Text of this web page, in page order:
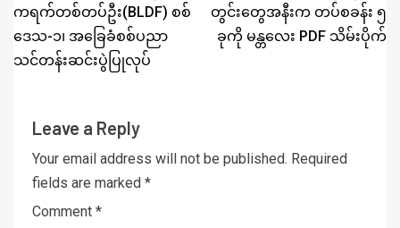
ကရက်တစ်တပ်ဦး(BLDF) စစ်
ဒေသ-၁၊ အခြေခံစစ်ပညာ
သင်တန်းဆင်းပွဲပြုလုပ်
တွင်းတွေအနီးက တပ်စခန်း ၅
ခုကို မန္တလေး PDF သိမ်းပိုက်
Leave a Reply
Your email address will not be published. Required
fields are marked *
Comment *